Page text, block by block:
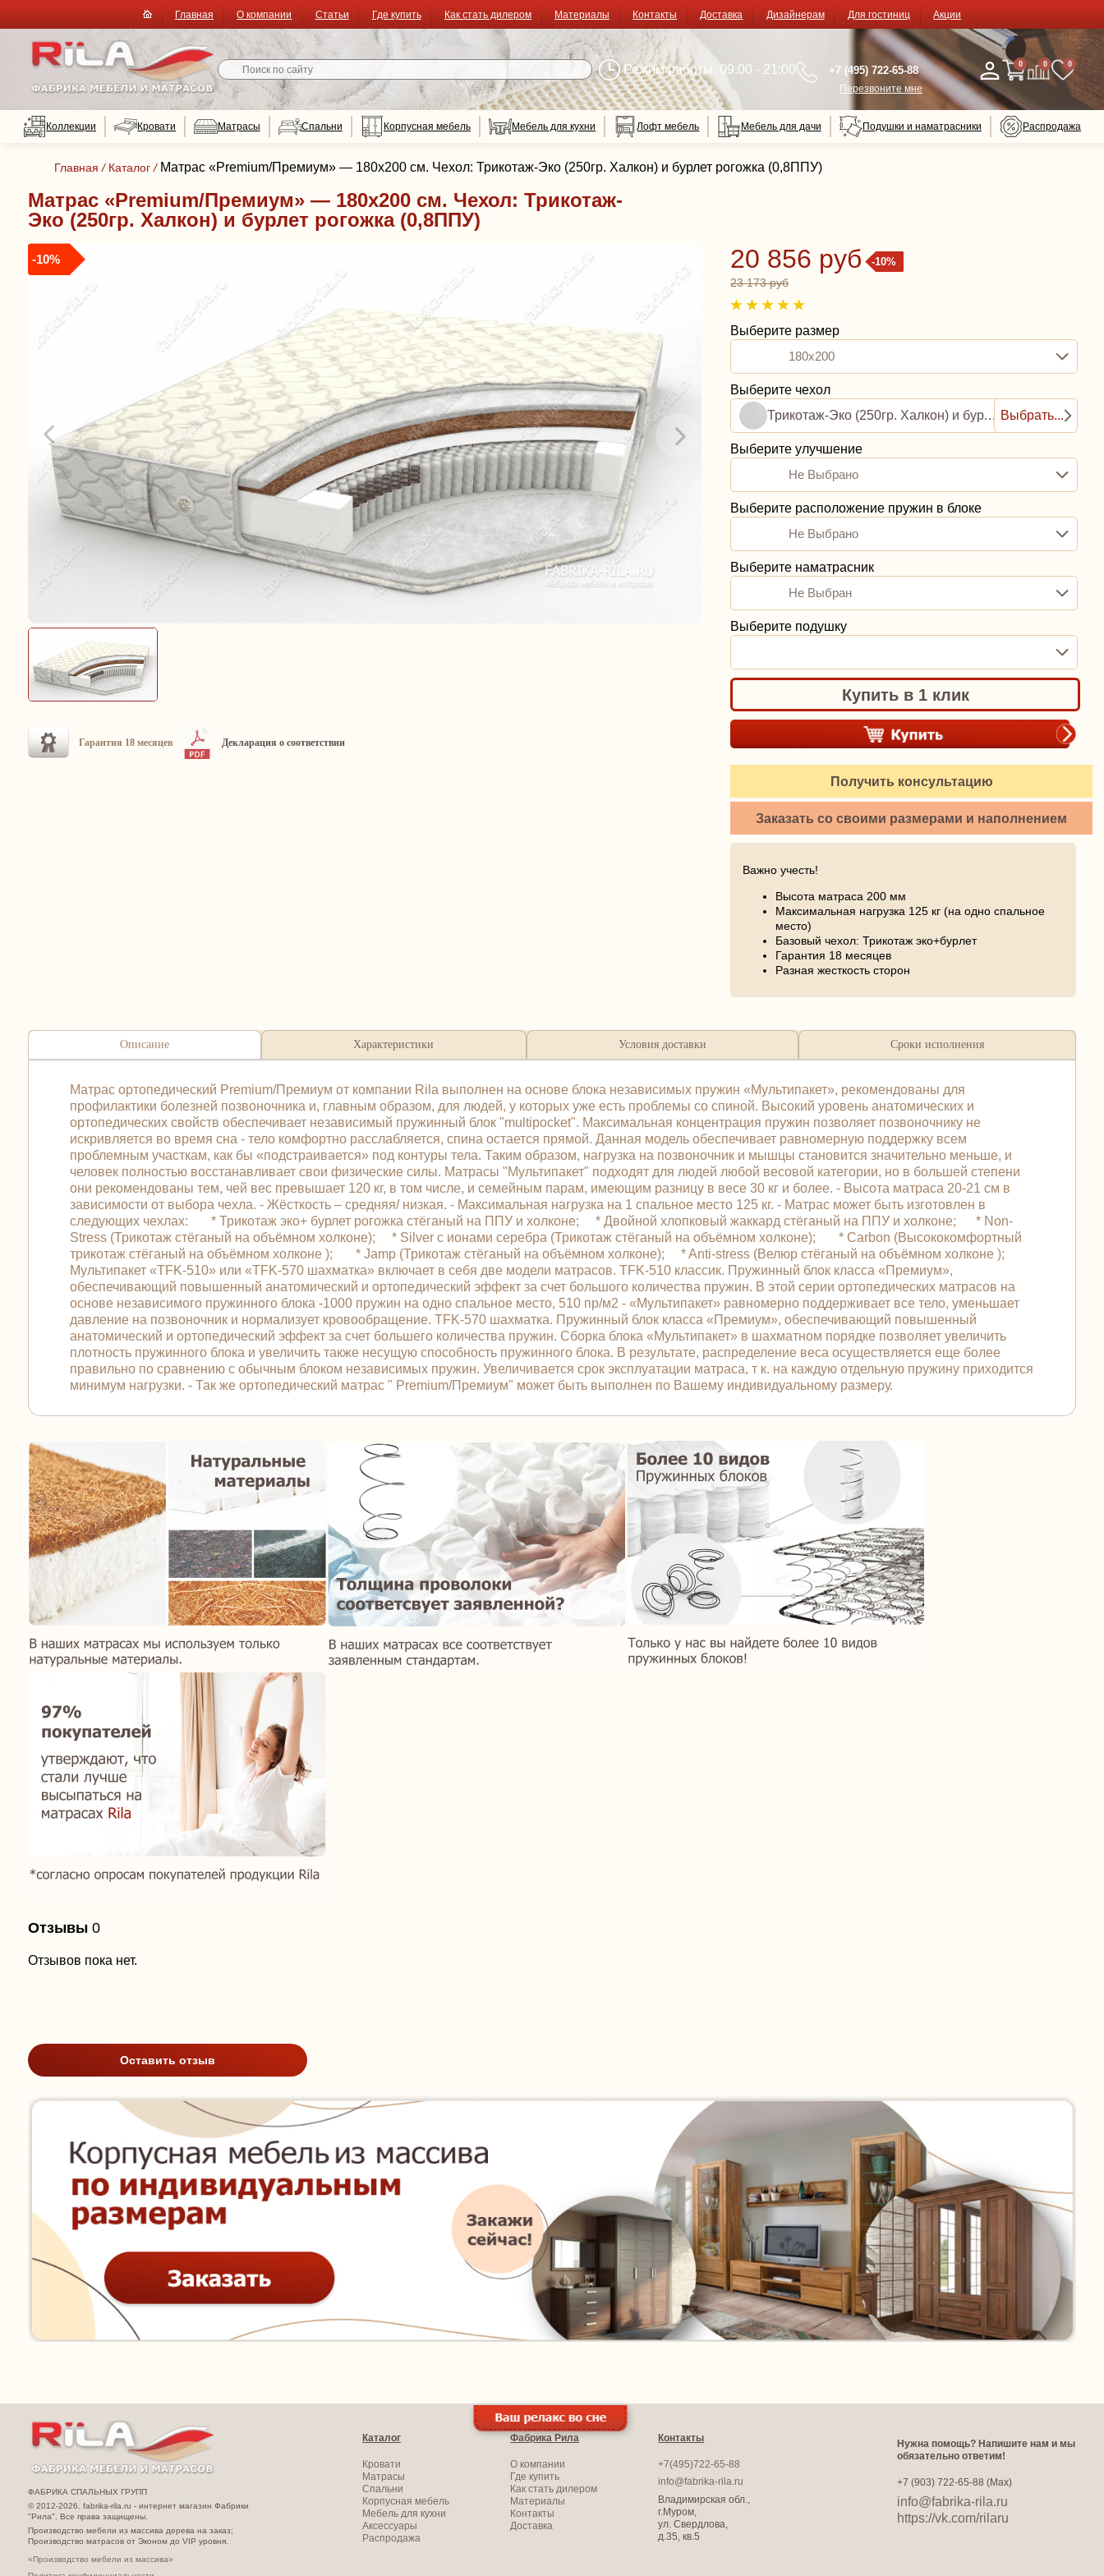
Главная О компании Статьи Где купить Как стать дилером Материалы Контакты Доставка Дизайнерам Для гостиниц Акции
Режим работы: 09:00 - 21:00 +7 (495) 722-65-88
Перезвоните мне
0 0 0
Коллекции Кровати Матрасы Спальни Корпусная мебель Мебель для кухни Лофт мебель Мебель для дачи Подушки и наматрасники Распродажа
Главная / Каталог / Матрас «Premium/Премиум» — 180x200 см. Чехол: Трикотаж-Эко (250гр. Халкон) и бурлет рогожка (0,8ППУ)
Матрас «Premium/Премиум» — 180x200 см. Чехол: Трикотаж-
Эко (250гр. Халкон) и бурлет рогожка (0,8ППУ)
-10%
Гарантия 18 месяцев Декларация о соответствии
-10%
20 856 руб
23 173 руб
Выберите размер
180x200
Выберите чехол
Трикотаж-Эко (250гр. Халкон) и бурлет рогожка (0,8ППУ) Выбрать...
Выберите улучшение
Не Выбрано
Выберите расположение пружин в блоке
Не Выбрано
Выберите наматрасник
Не Выбран
Выберите подушку
Купить в 1 клик
Получить консультацию
Заказать со своими размерами и наполнением
Важно учесть!
Высота матраса 200 мм
Максимальная нагрузка 125 кг (на одно спальное
место)
Базовый чехол: Трикотаж эко+бурлет
Гарантия 18 месяцев
Разная жесткость сторон
Описание Характеристики Условия доставки Сроки исполнения
Матрас ортопедический Premium/Премиум от компании Rila выполнен на основе блока независимых пружин «Мультипакет», рекомендованы для
профилактики болезней позвоночника и, главным образом, для людей, у которых уже есть проблемы со спиной. Высокий уровень анатомических и
ортопедических свойств обеспечивает независимый пружинный блок "multipocket". Максимальная концентрация пружин позволяет позвоночнику не
искривляется во время сна - тело комфортно расслабляется, спина остается прямой. Данная модель обеспечивает равномерную поддержку всем
проблемным участкам, как бы «подстраивается» под контуры тела. Таким образом, нагрузка на позвоночник и мышцы становится значительно меньше, и
человек полностью восстанавливает свои физические силы. Матрасы "Мультипакет" подходят для людей любой весовой категории, но в большей степени
они рекомендованы тем, чей вес превышает 120 кг, в том числе, и семейным парам, имеющим разницу в весе 30 кг и более. - Высота матраса 20-21 см в
зависимости от выбора чехла. - Жёсткость – средняя/ низкая. - Максимальная нагрузка на 1 спальное место 125 кг. - Матрас может быть изготовлен в
следующих чехлах: * Трикотаж эко+ бурлет рогожка стёганый на ППУ и холконе; * Двойной хлопковый жаккард стёганый на ППУ и холконе; * Non-
Stress (Трикотаж стёганый на объёмном холконе); * Silver с ионами серебра (Трикотаж стёганый на объёмном холконе); * Carbon (Высококомфортный
трикотаж стёганый на объёмном холконе ); * Jamp (Трикотаж стёганый на объёмном холконе); * Anti-stress (Велюр стёганый на объёмном холконе );
Мультипакет «TFK-510» или «TFK-570 шахматка» включает в себя две модели матрасов. TFK-510 классик. Пружинный блок класса «Премиум»,
обеспечивающий повышенный анатомический и ортопедический эффект за счет большого количества пружин. В этой серии ортопедических матрасов на
основе независимого пружинного блока -1000 пружин на одно спальное место, 510 пр/м2 - «Мультипакет» равномерно поддерживает все тело, уменьшает
давление на позвоночник и нормализует кровообращение. TFK-570 шахматка. Пружинный блок класса «Премиум», обеспечивающий повышенный
анатомический и ортопедический эффект за счет большего количества пружин. Сборка блока «Мультипакет» в шахматном порядке позволяет увеличить
плотность пружинного блока и увеличить также несущую способность пружинного блока. В результате, распределение веса осуществляется еще более
правильно по сравнению с обычным блоком независимых пружин. Увеличивается срок эксплуатации матраса, т к. на каждую отдельную пружину приходится
минимум нагрузки. - Так же ортопедический матрас " Premium/Премиум" может быть выполнен по Вашему индивидуальному размеру.
Отзывы 0
Отзывов пока нет.
Оставить отзыв
ФАБРИКА СПАЛЬНЫХ ГРУПП
© 2012-2026. fabrika-rila.ru - интернет магазин Фабрики
"Рила". Все права защищены.
Производство мебели из массива дерева на заказ;
Производство матрасов от Эконом до VIP уровня.
«Производство мебели из массива»
Каталог
Кровати
Матрасы
Спальни
Корпусная мебель
Мебель для кухни
Аксессуары
Распродажа
Фабрика Рила
О компании
Где купить
Как стать дилером
Материалы
Контакты
Доставка
Контакты
+7(495)722-65-88
info@fabrika-rila.ru
Владимирская обл.,
г.Муром,
ул. Свердлова,
д.35, кв.5
Нужна помощь? Напишите нам и мы
обязательно ответим!
+7 (903) 722-65-88 (Max)
info@fabrika-rila.ru
https://vk.com/rilaru